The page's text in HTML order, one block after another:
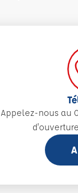
Appelez-nous au